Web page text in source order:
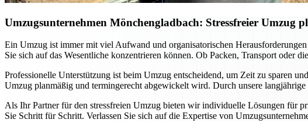
Umzugsunternehmen Mönchengladbach: Stressfreier Umzug
Ein Umzug ist immer mit viel Aufwand und organisatorischen
Sie sich auf das Wesentliche konzentrieren können. Ob Packen, Transport
Professionelle Unterstützung ist beim Umzug entscheidend, um Zeit zu sparen
Umzug planmäßig und termingerecht abgewickelt wird. Durch unsere
Als Ihr Partner für den stressfreien Umzug bieten wir individuelle Lösungen für
Sie Schritt für Schritt. Verlassen Sie sich auf die Expertise von